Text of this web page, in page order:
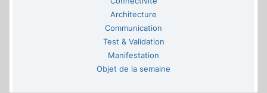
Architecture
Communication
Test & Validation
Manifestation
Objet de la semaine